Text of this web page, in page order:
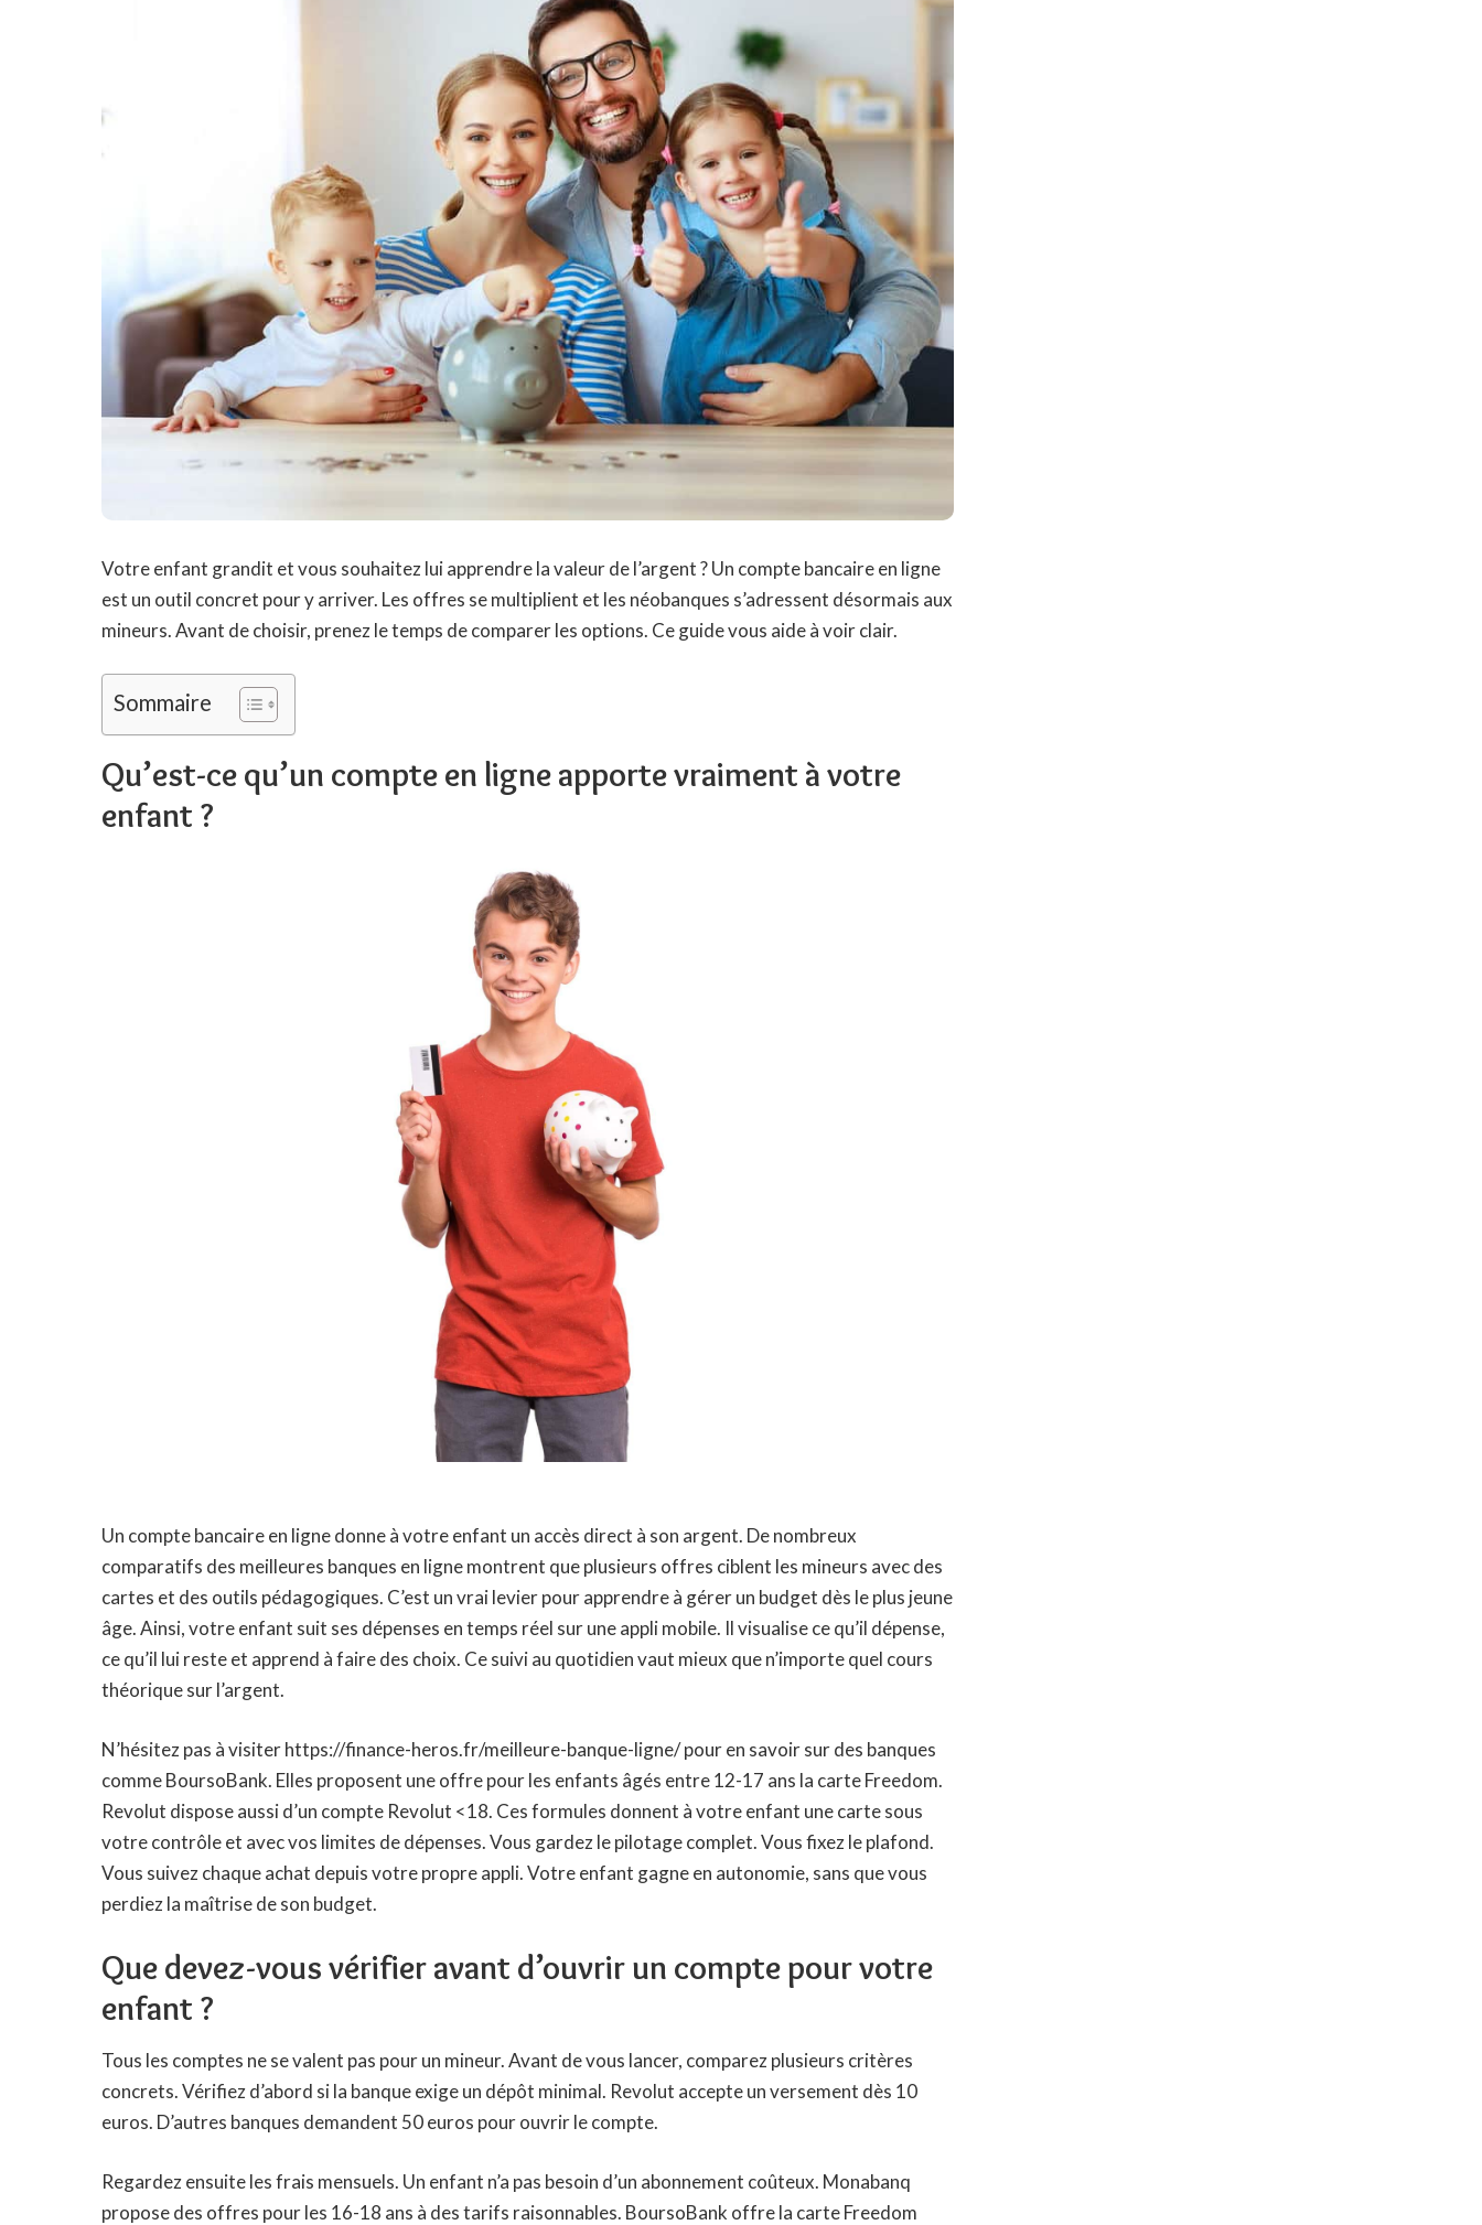
Votre enfant grandit et vous souhaitez lui apprendre la valeur de l’argent ? Un compte bancaire en ligne
est un outil concret pour y arriver. Les offres se multiplient et les néobanques s’adressent désormais aux
mineurs. Avant de choisir, prenez le temps de comparer les options. Ce guide vous aide à voir clair.
Sommaire
Qu’est-ce qu’un compte en ligne apporte vraiment à votre
enfant ?
Un compte bancaire en ligne donne à votre enfant un accès direct à son argent. De nombreux
comparatifs des meilleures banques en ligne montrent que plusieurs offres ciblent les mineurs avec des
cartes et des outils pédagogiques. C’est un vrai levier pour apprendre à gérer un budget dès le plus jeune
âge. Ainsi, votre enfant suit ses dépenses en temps réel sur une appli mobile. Il visualise ce qu’il dépense,
ce qu’il lui reste et apprend à faire des choix. Ce suivi au quotidien vaut mieux que n’importe quel cours
théorique sur l’argent.
N’hésitez pas à visiterhttps://finance-heros.fr/meilleure-banque-ligne/pour en savoir sur des banques
comme BoursoBank. Elles proposent une offre pour les enfants âgés entre 12-17 ans la carte Freedom.
Revolut dispose aussi d’un compte Revolut <18. Ces formules donnent à votre enfant une carte sous
votre contrôle et avec vos limites de dépenses. Vous gardez le pilotage complet. Vous fixez le plafond.
Vous suivez chaque achat depuis votre propre appli. Votre enfant gagne en autonomie, sans que vous
perdiez la maîtrise de son budget.
Que devez-vous vérifier avant d’ouvrir un compte pour votre
enfant ?
Tous les comptes ne se valent pas pour un mineur. Avant de vous lancer, comparez plusieurs critères
concrets. Vérifiez d’abord si la banque exige un dépôt minimal. Revolut accepte un versement dès 10
euros. D’autres banques demandent 50 euros pour ouvrir le compte.
Regardez ensuite les frais mensuels. Un enfant n’a pas besoin d’un abonnement coûteux. Monabanq
propose des offres pour les 16-18 ans à des tarifs raisonnables. BoursoBank offre la carte Freedom